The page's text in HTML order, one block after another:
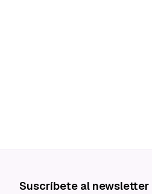
Suscríbete al newsletter